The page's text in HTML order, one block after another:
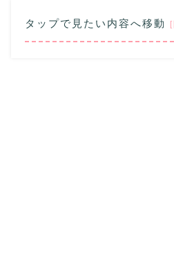
タップで見たい内容へ移動